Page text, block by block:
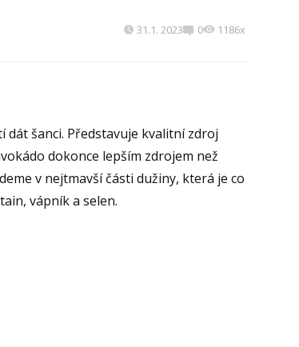
31.1. 2023 0 1186x
šanci. Představuje kvalitní zdroj
dokonce lepším zdrojem než
v nejtmavší části dužiny, která je co
vápník a selen.